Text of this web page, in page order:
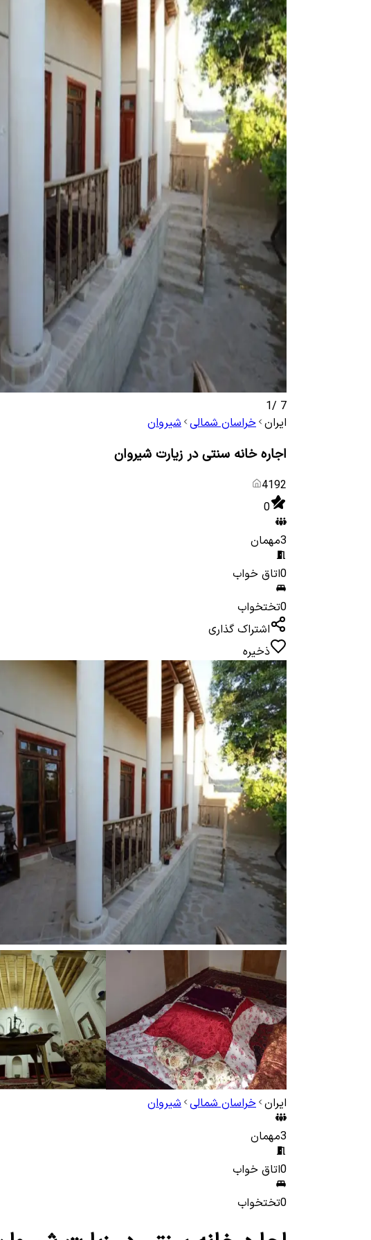
7
/
1
ایران خراسان شمالی شیروان
اجاره خانه سنتی در زیارت شیروان
4192
0
3مهمان
0اتاق خواب
0تختخواب
اشتراک گذاری
ذخیره
ایران خراسان شمالی شیروان
3مهمان
0اتاق خواب
0تختخواب